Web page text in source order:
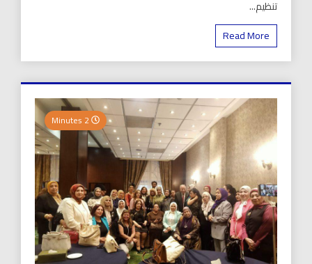
تنظيم...
Read More